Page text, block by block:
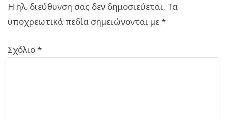
Η ηλ. διεύθυνση σας δεν δημοσιεύεται. Τα
υποχρεωτικά πεδία σημειώνονται με*
Σχόλιο*